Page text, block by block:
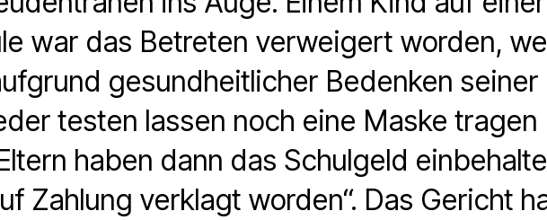
war das Betreten verweigert worden,
gesundheitlicher Bedenken seiner
testen lassen noch eine Maske tragen
haben dann das Schulgeld
Zahlung verklagt worden“. Das Gericht